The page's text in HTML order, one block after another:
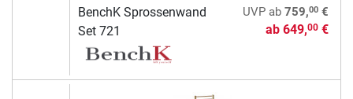
BenchK Sprossenwand
Set 721
UVPab 759,00€
ab 649,00€